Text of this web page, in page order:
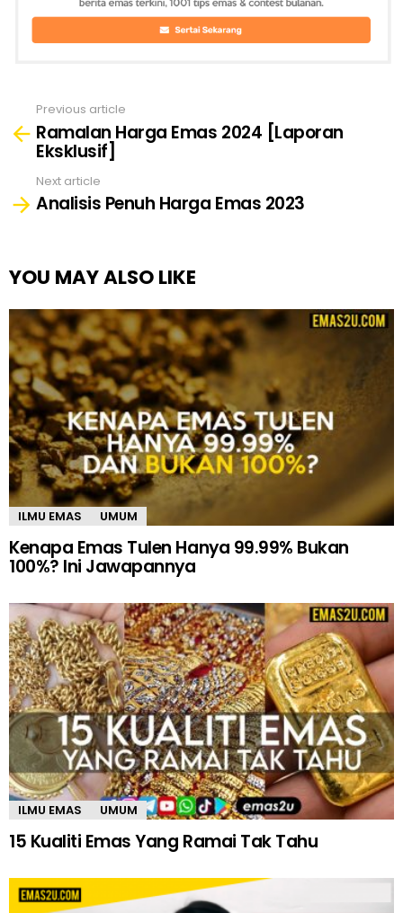
more
Previous article
Ramalan Harga Emas 2024 [Laporan
Eksklusif]
Next article
Analisis Penuh Harga Emas 2023
YOU MAY ALSO LIKE
ILMU EMAS UMUM
Kenapa Emas Tulen Hanya 99.99% Bukan
100%? Ini Jawapannya
ILMU EMAS UMUM
15 Kualiti Emas Yang Ramai Tak Tahu